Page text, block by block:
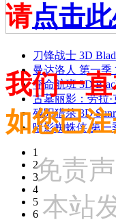
刀锋战士 3D
曼达洛人 第一季
夺命航班 3D
古墓丽影：劳拉·
残阳猎杀 3D
暗影蜘蛛侠 第一
1
2
3
4
5
6
请点击
我们一
如您已
免责
本站